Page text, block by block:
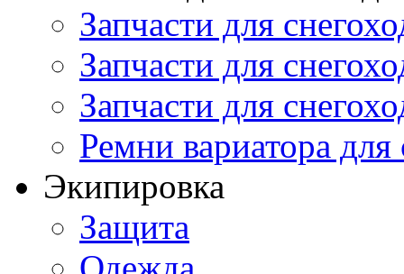
Запчасти для
Запчасти для
Запчасти для
Ремни вариатора для
Экипировка
Защита